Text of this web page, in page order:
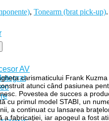
AV
, Tonearm (brat pick-up).
carismaticului Frank Kuzma
atunci când pasiunea
Povestea de succes a
cu primul model STABI, un
a continuat cu lansarea
a fabricaţiei, iar apogeul a fost